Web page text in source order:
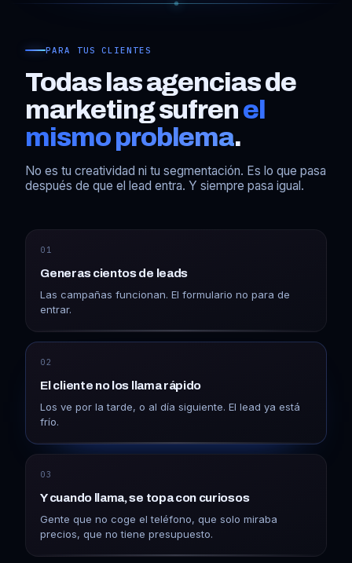
PARA TUS CLIENTES
Todas las agencias de
marketing sufrenel
mismo problema.
No es tu creatividad ni tu segmentación. Es lo que pasa
después de que el lead entra. Y siempre pasa igual.
01
Generas cientos de leads
Las campañas funcionan. El formulario no para de
entrar.
02
El cliente no los llama rápido
Los ve por la tarde, o al día siguiente. El lead ya está
frío.
03
Y cuando llama, se topa con curiosos
Gente que no coge el teléfono, que solo miraba
precios, que no tiene presupuesto.